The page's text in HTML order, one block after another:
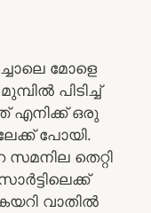
മോളെ
പിടിച്ച്
എനിക്ക് ഒരു
പോയി.
തെറ്റി
വാതിൽ